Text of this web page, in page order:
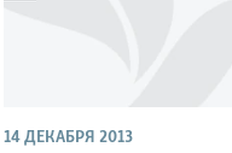
14 ДЕКАБРЯ 2013